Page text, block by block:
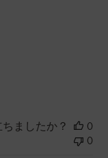
ましたか？
0
0